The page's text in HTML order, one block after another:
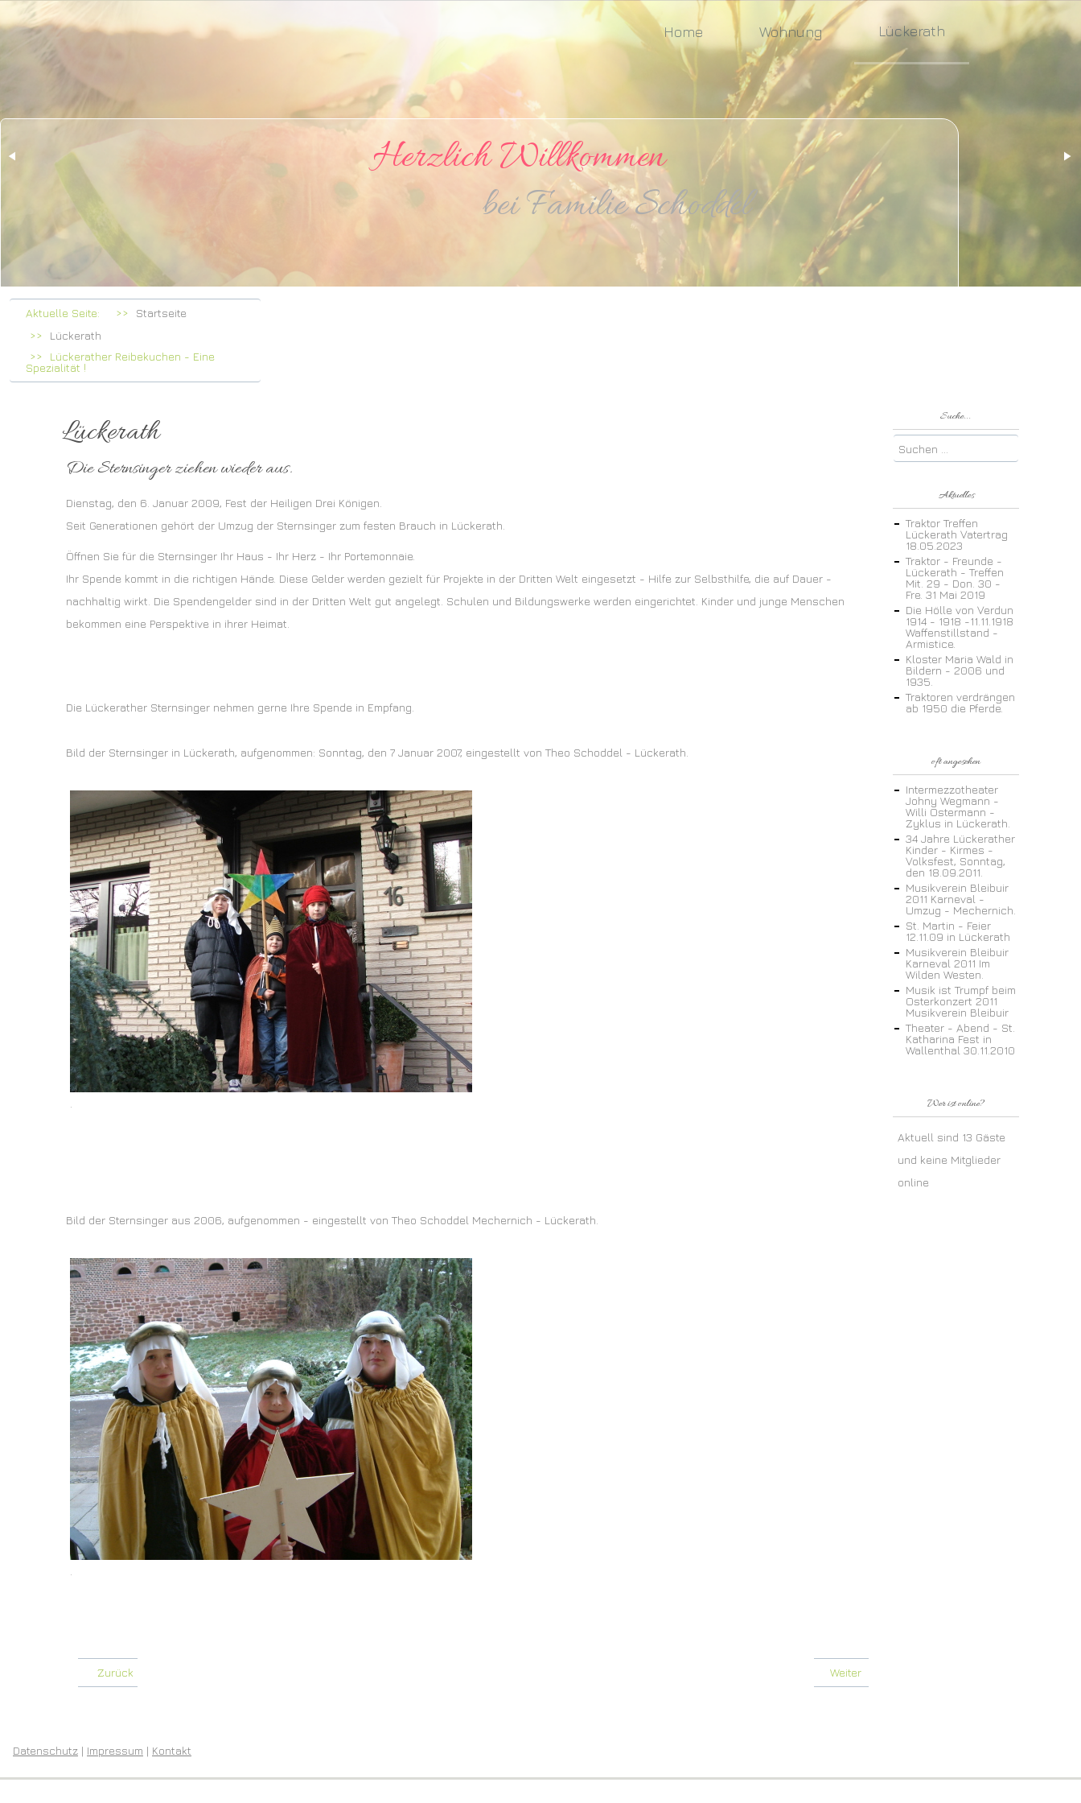
Herzlich Willkommen
bei Familie Schoddel
Home Wohnung Lückerath
Aktuelle Seite:
Startseite
Lückerath
Lückerather Reibekuchen - Eine
Spezialität !
Lückerath
Die Sternsinger ziehen wieder aus.
Dienstag, den 6. Januar 2009, Fest der Heiligen Drei Königen.
Seit Generationen gehört der Umzug der Sternsinger zum festen Brauch in Lückerath.
Öffnen Sie für die Sternsinger Ihr Haus - Ihr Herz - Ihr Portemonnaie.
Ihr Spende kommt in die richtigen Hände. Diese Gelder werden gezielt für Projekte in der Dritten Welt eingesetzt - Hilfe zur Selbsthilfe, die auf Dauer -
nachhaltig wirkt. Die Spendengelder sind in der Dritten Welt gut angelegt. Schulen und Bildungswerke werden eingerichtet. Kinder und junge Menschen
bekommen eine Perspektive in ihrer Heimat.
Die Lückerather Sternsinger nehmen gerne Ihre Spende in Empfang.
Bild der Sternsinger in Lückerath, aufgenommen: Sonntag, den 7 Januar 2007, eingestellt von Theo Schoddel - Lückerath.
Bild der Sternsinger aus 2006, aufgenommen - eingestellt von Theo Schoddel Mechernich - Lückerath.
Zurück Weiter
Suche...
Aktuelles
Traktor Treffen
Lückerath Vatertrag
18.05.2023
Traktor - Freunde -
Lückerath - Treffen
Mit. 29 - Don. 30 -
Fre. 31 Mai 2019
Die Hölle von Verdun
1914 - 1918 -11.11.1918
Waffenstillstand -
Armistice.
Kloster Maria Wald in
Bildern - 2006 und
1935.
Traktoren verdrängen
ab 1950 die Pferde.
oft angesehen
Intermezzotheater
Johny Wegmann -
Willi Ostermann -
Zyklus in Lückerath.
34 Jahre Lückerather
Kinder - Kirmes -
Volksfest, Sonntag,
den 18.09.2011.
Musikverein Bleibuir
2011 Karneval -
Umzug - Mechernich.
St. Martin - Feier
12.11.09 in Lückerath
Musikverein Bleibuir
Karneval 2011 Im
Wilden Westen.
Musik ist Trumpf beim
Osterkonzert 2011
Musikverein Bleibuir
Theater - Abend - St.
Katharina Fest in
Wallenthal 30.11.2010
Wer ist online?
Aktuell sind 13 Gäste
und keine Mitglieder
online
Datenschutz | Impressum | Kontakt